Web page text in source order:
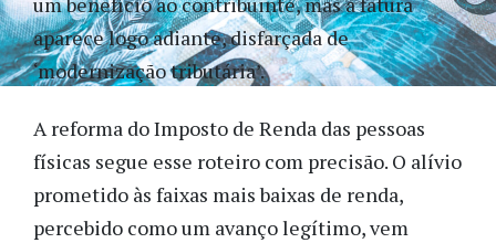
aparece logo adiante, disfarçada de
‘modernização tributária’.
A reforma do Imposto de Renda das pessoas
físicas segue esse roteiro com precisão. O alívio
prometido às faixas mais baixas de renda,
percebido como um avanço legítimo, vem